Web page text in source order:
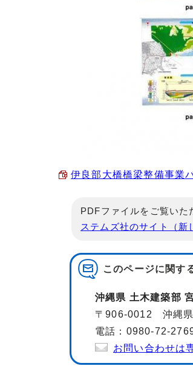
伊良部大橋橋梁整備事業
PDFファイルをご覧い
ステムズ社のサイト（新
このページに関す
沖縄県 土木建築部
〒906-0012 沖縄県
電話：0980-72-
お問い合わせは